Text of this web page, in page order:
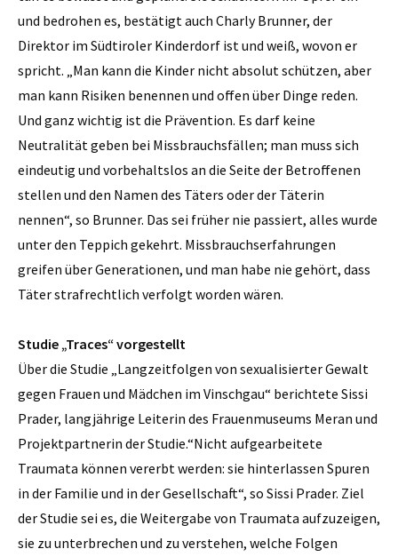
und bedrohen es, bestätigt auch Charly Brunner, der
Direktor im Südtiroler Kinderdorf ist und weiß, wovon er
spricht. „Man kann die Kinder nicht absolut schützen, aber
man kann Risiken benennen und offen über Dinge reden.
Und ganz wichtig ist die Prävention. Es darf keine
Neutralität geben bei Missbrauchsfällen; man muss sich
eindeutig und vorbehaltslos an die Seite der Betroffenen
stellen und den Namen des Täters oder der Täterin
nennen“, so Brunner. Das sei früher nie passiert, alles wurde
unter den Teppich gekehrt. Missbrauchserfahrungen
greifen über Generationen, und man habe nie gehört, dass
Täter strafrechtlich verfolgt worden wären.
Studie „Traces“ vorgestellt
Über die Studie „Langzeitfolgen von sexualisierter Gewalt
gegen Frauen und Mädchen im Vinschgau“ berichtete Sissi
Prader, langjährige Leiterin des Frauenmuseums Meran und
Projektpartnerin der Studie.“Nicht aufgearbeitete
Traumata können vererbt werden: sie hinterlassen Spuren
in der Familie und in der Gesellschaft“, so Sissi Prader. Ziel
der Studie sei es, die Weitergabe von Traumata aufzuzeigen,
sie zu unterbrechen und zu verstehen, welche Folgen